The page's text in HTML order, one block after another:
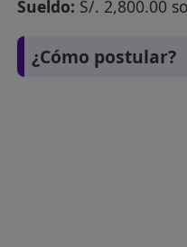
Sueldo: S/. 2,800.00
¿Cómo postular?